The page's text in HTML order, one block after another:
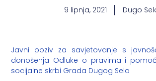
9 lipnja, 2021 Dugo
Javni poziv za savjetovanje s
donošenja Odluke o pravima i
socijalne skrbi Grada Dugog Sela